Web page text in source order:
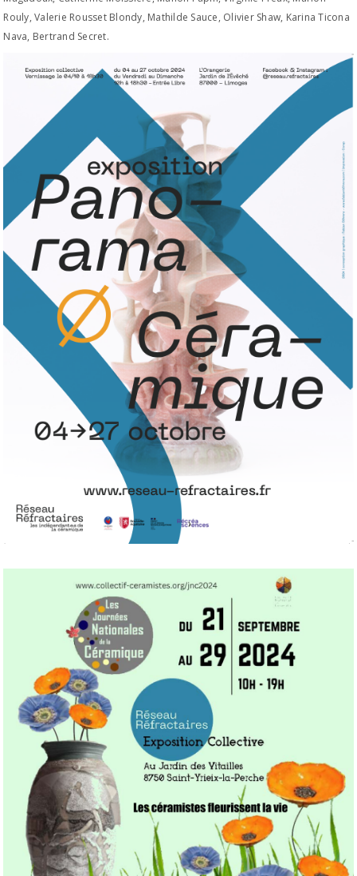
Rouly, Valerie Rousset Blondy, Mathilde Sauce, Olivier Shaw, Karina Ticona
Nava, Bertrand Secret.